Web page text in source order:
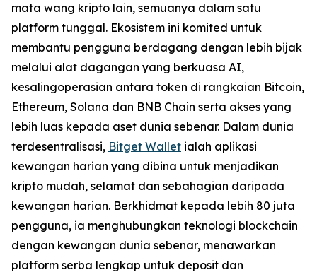
mata wang kripto lain, semuanya dalam satu
platform tunggal. Ekosistem ini komited untuk
membantu pengguna berdagang dengan lebih bijak
melalui alat dagangan yang berkuasa AI,
kesalingoperasian antara token di rangkaian Bitcoin,
Ethereum, Solana dan BNB Chain serta akses yang
lebih luas kepada aset dunia sebenar. Dalam dunia
terdesentralisasi, Bitget Wallet ialah aplikasi
kewangan harian yang dibina untuk menjadikan
kripto mudah, selamat dan sebahagian daripada
kewangan harian. Berkhidmat kepada lebih 80 juta
pengguna, ia menghubungkan teknologi blockchain
dengan kewangan dunia sebenar, menawarkan
platform serba lengkap untuk deposit dan